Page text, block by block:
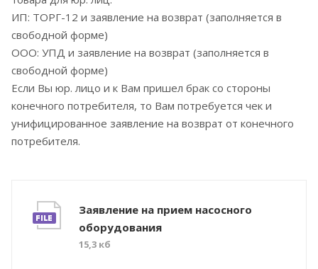
ИП: ТОРГ-12 и заявление на возврат (заполняется в
свободной форме)
ООО: УПД и заявление на возврат (заполняется в
свободной форме)
Если Вы юр. лицо и к Вам пришел брак со стороны
конечного потребителя, то Вам потребуется чек и
унифицированное заявление на возврат от конечного
потребителя.
Заявление на прием насосного
оборудования
15,3 кб